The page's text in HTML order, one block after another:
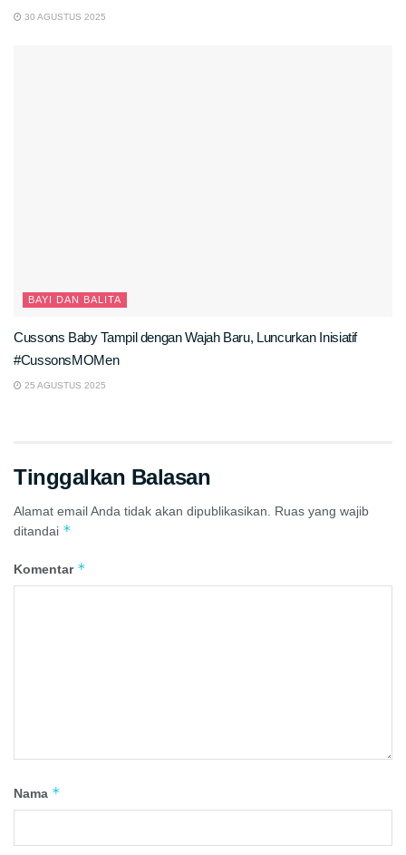
30 AGUSTUS 2025
BAYI DAN BALITA
Cussons Baby Tampil dengan Wajah Baru, Luncurkan Inisiatif
#CussonsMOMen
25 AGUSTUS 2025
Tinggalkan Balasan
Alamat email Anda tidak akan dipublikasikan.
Ruas yang wajib
ditandai *
Komentar *
Nama *